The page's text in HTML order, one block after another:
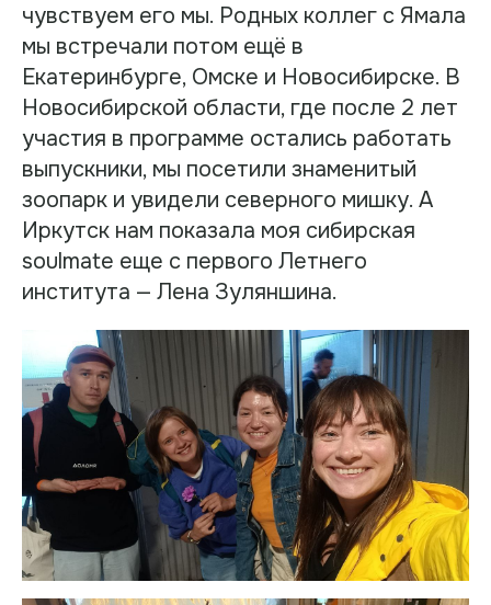
чувствуем его мы. Родных коллег с Ямала
мы встречали потом ещё в
Екатеринбурге, Омске и Новосибирске. В
Новосибирской области, где после 2 лет
участия в программе остались работать
выпускники, мы посетили знаменитый
зоопарк и увидели северного мишку. А
Иркутск нам показала моя сибирская
soulmate еще с первого Летнего
института — Лена Зуляншина.